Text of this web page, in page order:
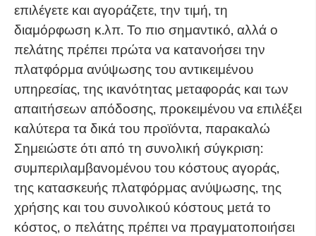
επιλέγετε και αγοράζετε, την τιμή, τη
διαμόρφωση κ.λπ. Το πιο σημαντικό, αλλά ο
πελάτης πρέπει πρώτα να κατανοήσει την
πλατφόρμα ανύψωσης του αντικειμένου
υπηρεσίας, της ικανότητας μεταφοράς και των
απαιτήσεων απόδοσης, προκειμένου να επιλέξει
καλύτερα τα δικά του προϊόντα, παρακαλώ
Σημειώστε ότι από τη συνολική σύγκριση:
συμπεριλαμβανομένου του κόστους αγοράς,
της κατασκευής πλατφόρμας ανύψωσης, της
χρήσης και του συνολικού κόστους μετά το
κόστος, ο πελάτης πρέπει να πραγματοποιήσει